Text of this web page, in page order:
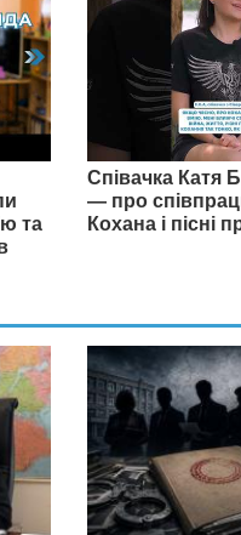
та
Співачка Катя
— про
Кохана і пісні